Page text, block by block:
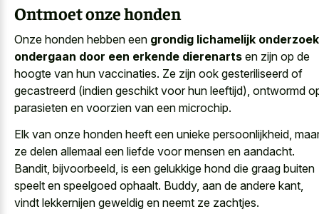
Ontmoet onze honden
Onze honden hebben een grondig lichamelijk onderzoek
ondergaan door een erkende dierenarts en zijn op de
hoogte van hun vaccinaties. Ze zijn ook gesteriliseerd of
gecastreerd (indien geschikt voor hun leeftijd), ontwormd
parasieten en voorzien van een microchip.
Elk van onze honden heeft een unieke persoonlijkheid,
ze delen allemaal een liefde voor mensen en aandacht.
Bandit, bijvoorbeeld, is een gelukkige hond die graag buiten
speelt en speelgoed ophaalt. Buddy, aan de andere kant,
vindt lekkernijen geweldig en neemt ze zachtjes.